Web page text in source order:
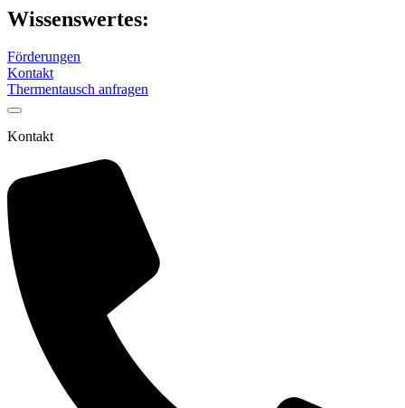
Wissenswertes:
Förderungen
Kontakt
Thermentausch anfragen
Kontakt